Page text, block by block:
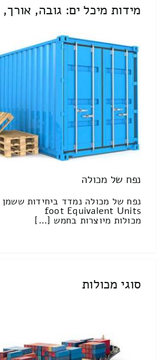
מידות מיכל ים: גובה,
נפח של מכולה
foot Equivalent Units
מכולות מיוצרות בחמש […]
סוגי מכולות